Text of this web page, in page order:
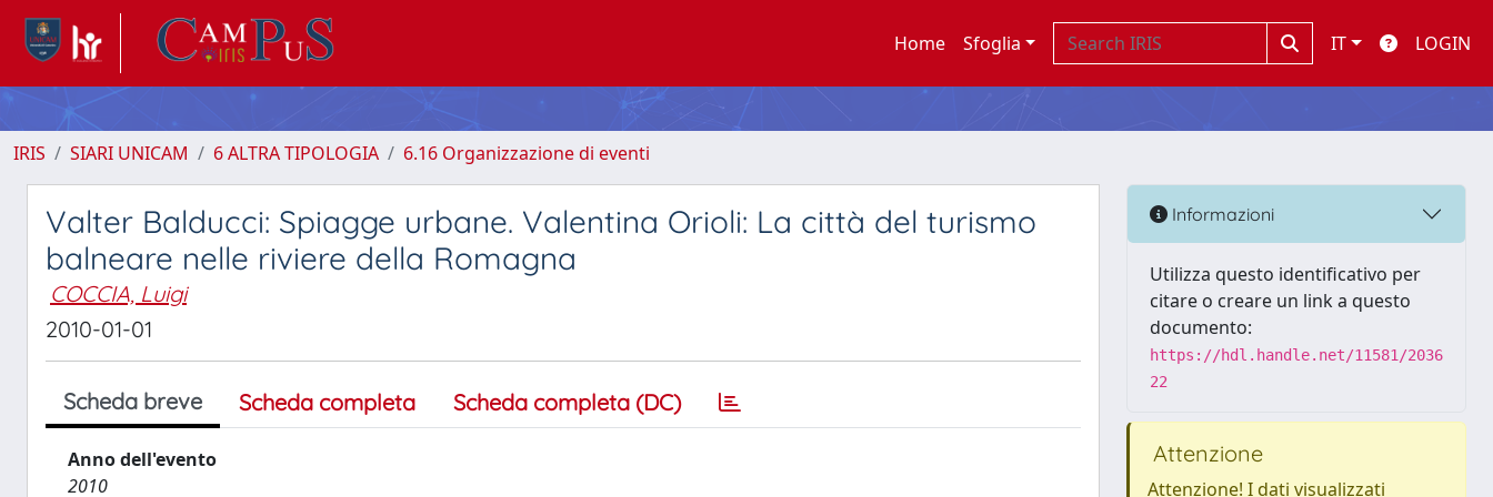
Home Sfoglia IT LOGIN
IRIS SIARI UNICAM 6 ALTRA TIPOLOGIA 6.16 Organizzazione di eventi
Valter Balducci: Spiagge urbane. Valentina Orioli: La città del turismo
balneare nelle riviere della Romagna
COCCIA, Luigi
2010-01-01
Scheda breve Scheda completa Scheda completa (DC)
Anno dell'evento
2010
Informazioni
Utilizza questo identificativo per
citare o creare un link a questo
documento:
https://hdl.handle.net/11581/2036
22
Attenzione
Attenzione! I dati visualizzati